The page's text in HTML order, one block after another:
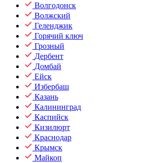
Волгодонск
Волжский
Геленджик
Горячий ключ
Грозный
Дербент
Домбай
Ейск
Избербаш
Казань
Калининград
Каспийск
Кизилюрт
Краснодар
Крымск
Майкоп